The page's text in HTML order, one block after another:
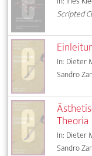
Scripted
In: Dieter
Sandro
Theoria
In: Dieter
Sandro